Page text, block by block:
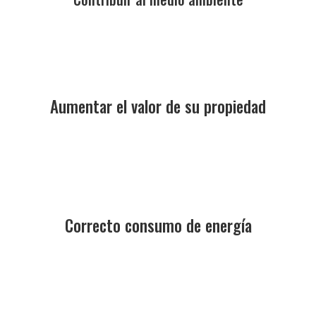
Aumentar el valor de su propiedad
Correcto consumo de energía